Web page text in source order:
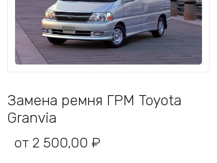
Замена ремня ГРМ Toyota
Granvia
от 2 500,00 ₽